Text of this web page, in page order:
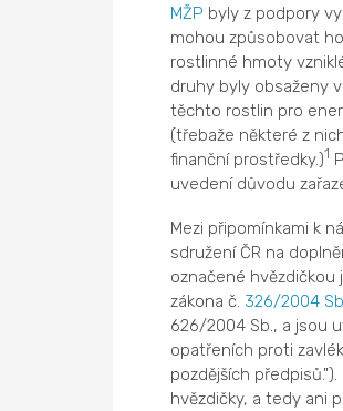
MŽP byly z podpory
mohou způsobovat
rostlinné hmoty
druhy byly obsaženy
těchto rostlin pro
(třebaže některé z
finanční prostředky.)1
uvedení důvodu
Mezi připomínkami k
sdružení ČR na
označené
zákona č. 326/2004 Sb.
626/2004 Sb., a jsou
opatřeních proti
pozdějších
hvězdičky, a tedy ani